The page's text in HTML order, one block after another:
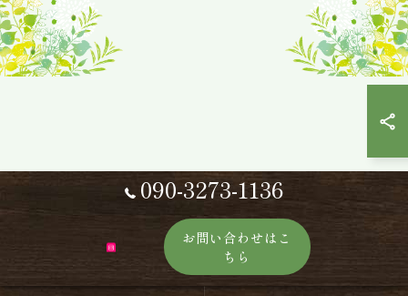
090-3273-1136
お問い合わせはこ
ちら